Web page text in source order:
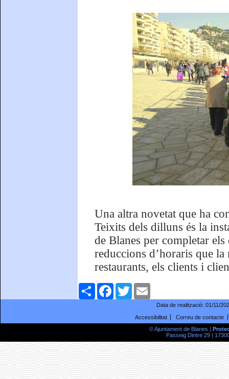
Una altra novetat que ha
Teixits dels dilluns és la
de Blanes per completar
reduccions d’horaris que
restaurants, els clients i
ComparteixFacebookTwitter
Data de realització: 01/11/
Accessibilitat
Correu de contacte
© Ajuntament de Blanes |
Passeig Dintre 29 |